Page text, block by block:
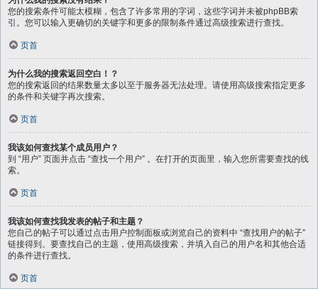
您的搜索条件可能太模糊，包含了许多常用的字词，这些字词并未被phpBB索
引。您可以输入更确切的关键字和更多的限制条件通过高级搜索进行查找。
页首
为什么我的搜索返回空白！？
您的搜索返回的结果数量太多以至于服务器无法处理。请使用高级搜索指定更多
的条件和关键字再次搜索。
页首
我该如何查找某个成员用户？
到 “用户” 页面并点击 “查找一个用户” 。在打开的页面里，输入您所需要查找的线
索。
页首
我该如何查找我发表的帖子和主题？
您自己的帖子可以通过点击用户控制面板或浏览自己的资料中 “查找用户的帖子”
链接得到。要查找自己的主题，使用高级搜索，并填入自己的用户名和其他合适
的条件进行查找。
页首